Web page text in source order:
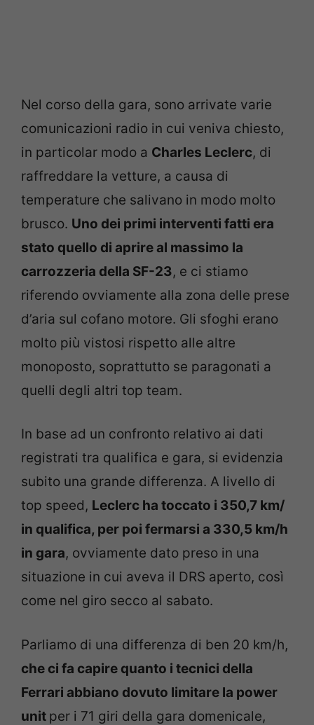
Nel corso della gara, sono arrivate varie
comunicazioni radio in cui veniva chiesto,
in particolar modo a Charles Leclerc, di
raffreddare la vetture, a causa di
temperature che salivano in modo molto
brusco. Uno dei primi interventi fatti era
stato quello di aprire al massimo la
carrozzeria della SF-23, e ci stiamo
riferendo ovviamente alla zona delle prese
d’aria sul cofano motore. Gli sfoghi erano
molto più vistosi rispetto alle altre
monoposto, soprattutto se paragonati a
quelli degli altri top team.
In base ad un confronto relativo ai dati
registrati tra qualifica e gara, si evidenzia
subito una grande differenza. A livello di
top speed, Leclerc ha toccato i 350,7 km/
in qualifica, per poi fermarsi a 330,5 km/h
in gara, ovviamente dato preso in una
situazione in cui aveva il DRS aperto, così
come nel giro secco al sabato.
Parliamo di una differenza di ben 20 km/h,
che ci fa capire quanto i tecnici della
Ferrari abbiano dovuto limitare la power
unit per i 71 giri della gara domenicale,